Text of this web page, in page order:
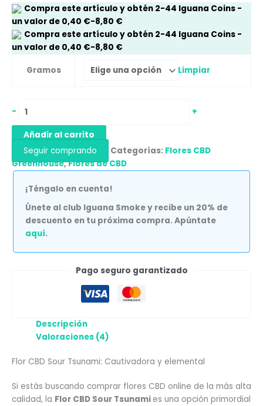
Compra este artículo y obtén 2-44 Iguana Coins -
un valor de 0,40 €-8,80 €
Compra este artículo y obtén 2-44 Iguana Coins -
un valor de 0,40 €-8,80 €
Gramos Limpiar
- +
Añadir al carrito
Seguir comprando
Categorías: Flores CBD
Greenhouse,Flores de CBD
¡Téngalo en cuenta!
Únete al club Iguana Smoke y recibe un 20% de
descuento en tu próxima compra. Apúntate
aquí.
Pago seguro garantizado
Descripción
Valoraciones (4)
Flor CBD Sour Tsunami: Cautivadora y elemental
Si estás buscando comprar flores CBD online de la más alta
calidad, la Flor CBD Sour Tsunami es una opción primordial